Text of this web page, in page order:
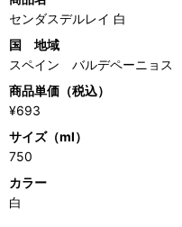
センダスデルレイ 白
国 地域
スペイン バルデペーニョス
商品単価（税込）
¥693
サイズ（ml）
750
カラー
白